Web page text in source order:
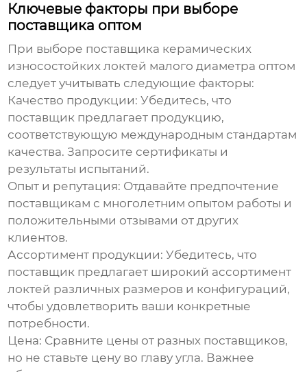
Ключевые факторы при выборе
поставщика оптом
При выборе поставщика керамических
износостойких локтей малого диаметра оптом
следует учитывать следующие факторы:
Качество продукции: Убедитесь, что
поставщик предлагает продукцию,
соответствующую международным стандартам
качества. Запросите сертификаты и
результаты испытаний.
Опыт и репутация: Отдавайте предпочтение
поставщикам с многолетним опытом работы и
положительными отзывами от других
клиентов.
Ассортимент продукции: Убедитесь, что
поставщик предлагает широкий ассортимент
локтей различных размеров и конфигураций,
чтобы удовлетворить ваши конкретные
потребности.
Цена: Сравните цены от разных поставщиков,
но не ставьте цену во главу угла. Важнее